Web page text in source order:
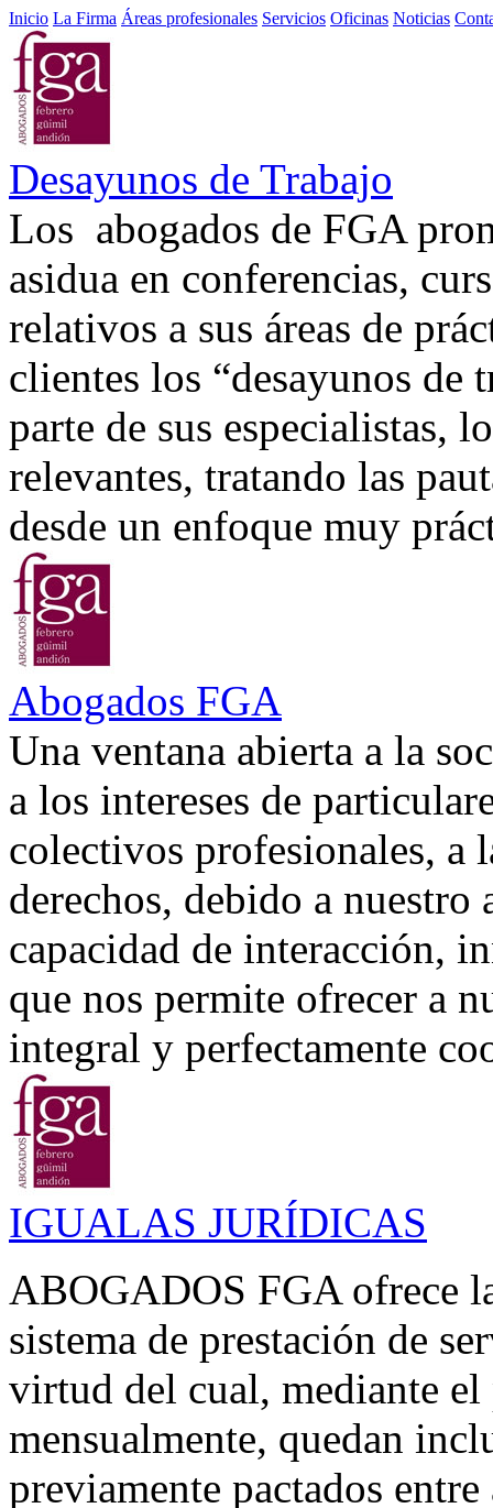
Inicio La Firma Áreas profesionales Servicios Oficinas Noticias
Desayunos de Trabajo
Los abogados de FGA
asidua en conferencias,
relativos a sus áreas de
clientes los “desayunos de
parte de sus especialistas,
relevantes, tratando las
desde un enfoque muy
Abogados FGA
Una ventana abierta a la
a los intereses de
colectivos profesionales, a
derechos, debido a
capacidad de interacción,
que nos permite ofrecer a
integral y perfectamente
IGUALAS JURÍDICAS
ABOGADOS FGA ofrece
sistema de prestación de
virtud del cual, mediante el
mensualmente, quedan
previamente pactados entre